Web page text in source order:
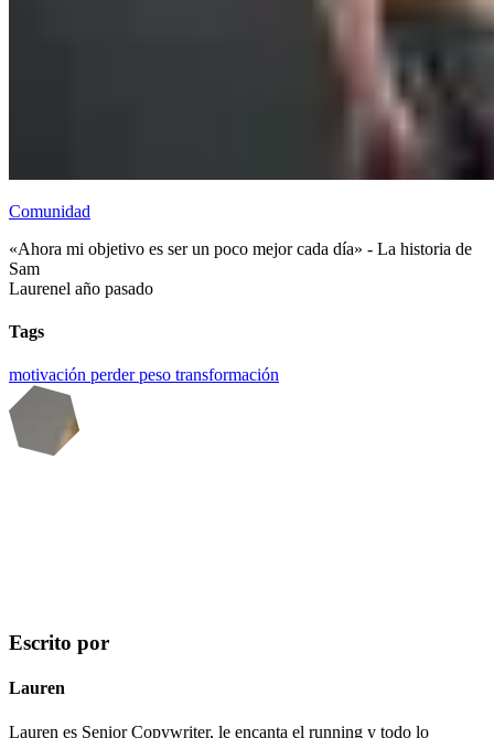
Comunidad
«Ahora mi objetivo es ser un poco mejor cada día» - La historia de
Sam
Laurenel año pasado
Tags
motivación perder peso transformación
Escrito por
Lauren
Lauren es Senior Copywriter, le encanta el running y todo lo